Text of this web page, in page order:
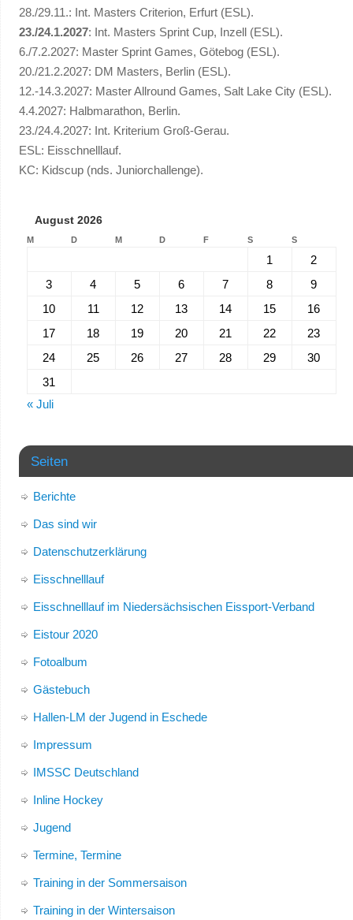
28./29.11.: Int. Masters Criterion, Erfurt (ESL).
23./24.1.2027: Int. Masters Sprint Cup, Inzell (ESL).
6./7.2.2027: Master Sprint Games, Götebog (ESL).
20./21.2.2027: DM Masters, Berlin (ESL).
12.-14.3.2027: Master Allround Games, Salt Lake City (ESL).
4.4.2027: Halbmarathon, Berlin.
23./24.4.2027: Int. Kriterium Groß-Gerau.
ESL: Eisschnelllauf.
KC: Kidscup (nds. Juniorchallenge).
August 2026
M D M D F S S
1
2
3
4 5 6 7 8
9
10
11 12 13 14 15
16
17
18 19 20 21 22
23
24
25 26 27 28 29
30
31
« Juli
Seiten
Berichte
Das sind wir
Datenschutzerklärung
Eisschnelllauf
Eisschnelllauf im Niedersächsischen Eissport-Verband
Eistour 2020
Fotoalbum
Gästebuch
Hallen-LM der Jugend in Eschede
Impressum
IMSSC Deutschland
Inline Hockey
Jugend
Termine, Termine
Training in der Sommersaison
Training in der Wintersaison